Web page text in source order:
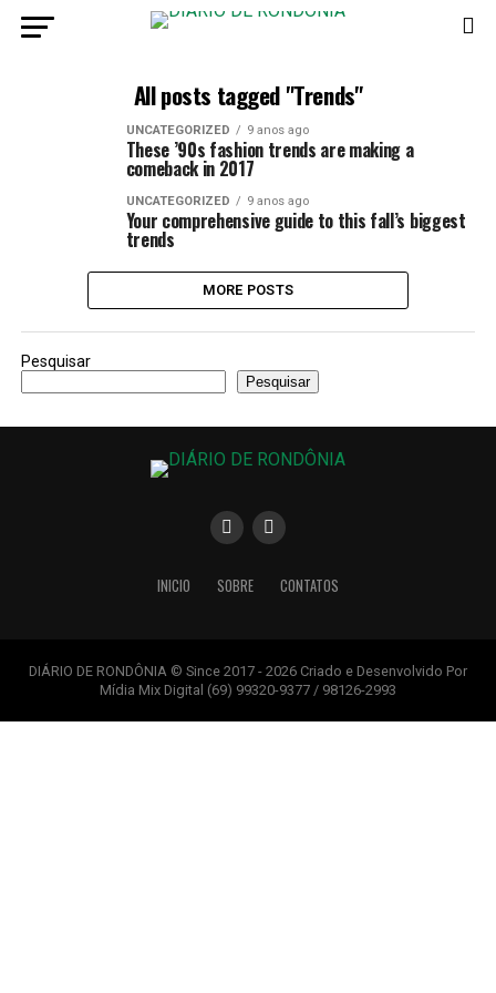
All posts tagged "Trends"
UNCATEGORIZED 9 anos ago
These ’90s fashion trends are making a
comeback in 2017
UNCATEGORIZED 9 anos ago
Your comprehensive guide to this fall’s biggest
trends
MORE POSTS
Pesquisar
Pesquisar
INICIO SOBRE CONTATOS
DIÁRIO DE RONDÔNIA © Since 2017 - 2026 Criado e Desenvolvido Por
Mídia Mix Digital (69) 99320-9377 / 98126-2993